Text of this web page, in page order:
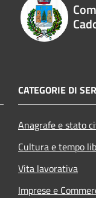
CATEGORIE DI
Anagrafe e stato
Cultura e tempo
Vita lavorativa
Imprese e